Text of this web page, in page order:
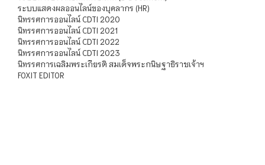
ระบบแสดงผลออนไลน์ของบุคลากร (HR)
นิทรรศการออนไลน์ CDTI 2020
นิทรรศการออนไลน์ CDTI 2021
นิทรรศการออนไลน์ CDTI 2022
นิทรรศการออนไลน์ CDTI 2023
นิทรรศการเฉลิมพระเกียรติ สมเด็จพระกนิษฐาธิราชเจ้าฯ
FOXIT EDITOR